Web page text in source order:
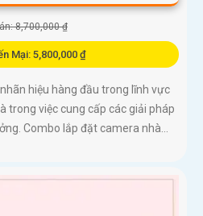
8,700,000 ₫
Mại: 5,800,000 ₫
hiệu hàng đầu trong lĩnh vực
trong việc cung cấp các giải pháp
Combo lắp đặt camera nhà...